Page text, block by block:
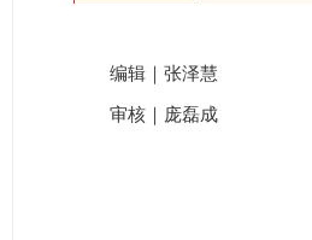
编辑｜张泽慧
审核｜庞磊成